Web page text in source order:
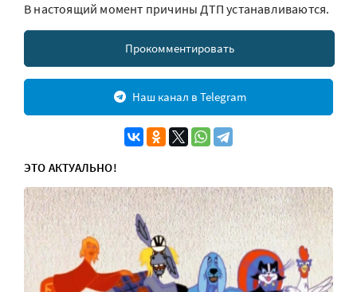
В настоящий момент причины ДТП устанавливаются.
Прокомментировать
Наш канал в Telegram
ЭТО АКТУАЛЬНО!